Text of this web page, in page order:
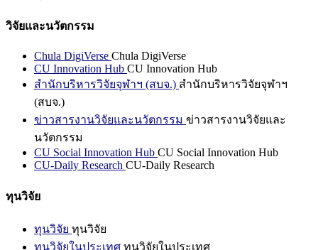
วิจัยและนวัตกรรม
Chula DigiVerse Chula DigiVerse
CU Innovation Hub CU Innovation Hub
สำนักบริหารวิจัยจุฬาฯ (สบจ.) สำนักบริหารวิจัยจุฬาฯ
(สบจ.)
ข่าวสารงานวิจัยและนวัตกรรม ข่าวสารงานวิจัยและ
นวัตกรรม
CU Social Innovation Hub CU Social Innovation Hub
CU-Daily Research CU-Daily Research
ทุนวิจัย
ทุนวิจัย ทุนวิจัย
ทุนวิจัยในประเทศ ทุนวิจัยในประเทศ